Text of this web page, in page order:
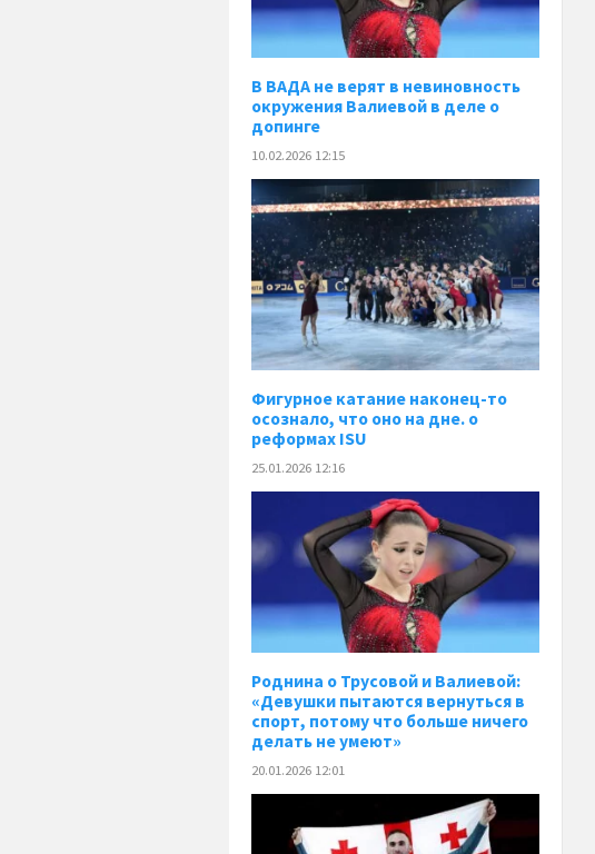
В ВАДА не верят в невиновность
окружения Валиевой в деле о
допинге
10.02.2026 12:15
Фигурное катание наконец-то
осознало, что оно на дне. о
реформах ISU
25.01.2026 12:16
Роднина о Трусовой и Валиевой:
«Девушки пытаются вернуться в
спорт, потому что больше ничего
делать не умеют»
20.01.2026 12:01